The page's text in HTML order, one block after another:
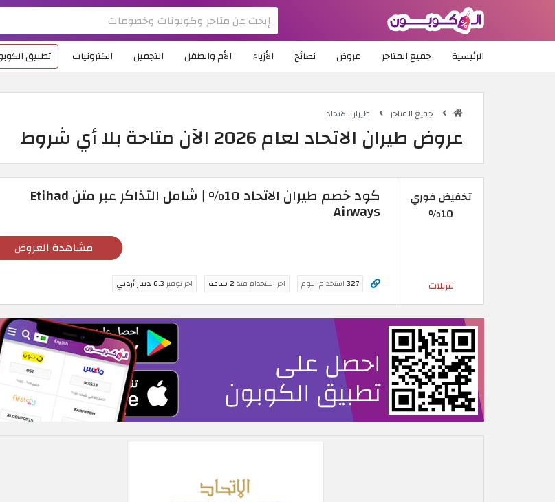
الرئيسية جميع المتاجر عروض نصائح الأزياء الأم والطفل التجميل الكترونيات تطبيق
جميع المتاجر طيران الاتحاد
عروض طيران الاتحاد لعام 2026 الآن متاحة بلا أي شروط
تخفيض فوري
10%
تنزيلات
كود خصم طيران الاتحاد 10% | شامل التذاكر عبر متن Etihad
Airways
مشاهدة العروض
327استخدام اليوم اخر استخدام منذ2 ساعة اخر توفير6.3 دينار أردني